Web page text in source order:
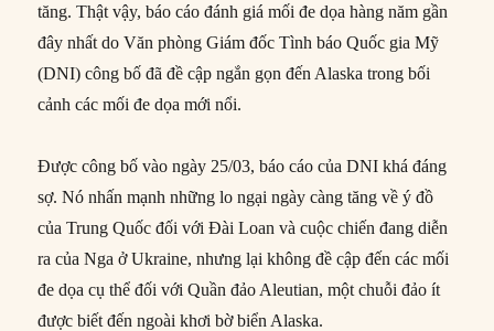
tăng. Thật vậy, báo cáo đánh giá mối đe dọa hàng năm gần
đây nhất do Văn phòng Giám đốc Tình báo Quốc gia Mỹ
(DNI) công bố đã đề cập ngắn gọn đến Alaska trong bối
cảnh các mối đe dọa mới nổi.
Được công bố vào ngày 25/03, báo cáo của DNI khá đáng
sợ. Nó nhấn mạnh những lo ngại ngày càng tăng về ý đồ
của Trung Quốc đối với Đài Loan và cuộc chiến đang diễn
ra của Nga ở Ukraine, nhưng lại không đề cập đến các mối
đe dọa cụ thể đối với Quần đảo Aleutian, một chuỗi đảo ít
được biết đến ngoài khơi bờ biển Alaska.